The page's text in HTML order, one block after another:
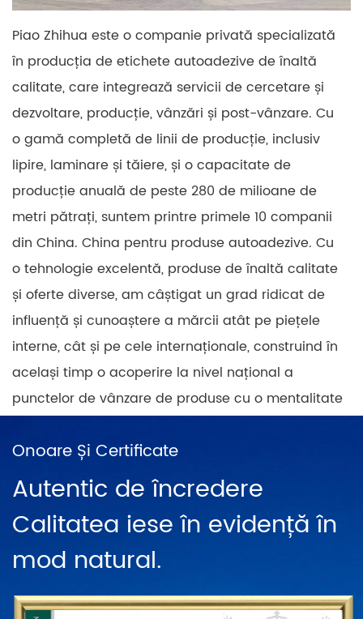
Piao Zhihua este o companie privată specializată
în producția de etichete autoadezive de înaltă
calitate, care integrează servicii de cercetare și
dezvoltare, producție, vânzări și post-vânzare. Cu
o gamă completă de linii de producție, inclusiv
lipire, laminare și tăiere, și o capacitate de
producție anuală de peste 280 de milioane de
metri pătrați, suntem printre primele 10 companii
din China. China pentru produse autoadezive. Cu
o tehnologie excelentă, produse de înaltă calitate
și oferte diverse, am câștigat un grad ridicat de
influență și cunoaștere a mărcii atât pe piețele
interne, cât și pe cele internaționale, construind în
același timp o acoperire la nivel național a
punctelor de vânzare de produse cu o mentalitate
vânzări directe în Shanghai, Ningbo, Hangzhou,
Chengdu, Harbin, Wuhan, Chongqing, Guangzhou,
Changsha, Beijing și zeci de lanțuri de francize.
Pentru a stabili în continuare statutul mărcii
„PUODEHUA” pe arena internațională, am construit
precum Statele Unite, Germania, Japonia, Coreea
Onoare Și Certificate
Autentic de încredere
Calitatea iese în evidență în
mod natural.